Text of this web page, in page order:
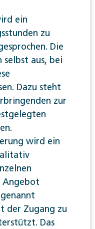
ein
zu
Die
selbst aus, bei
Dazu steht
zur
wird ein
Angebot
der Zugang zu
Das